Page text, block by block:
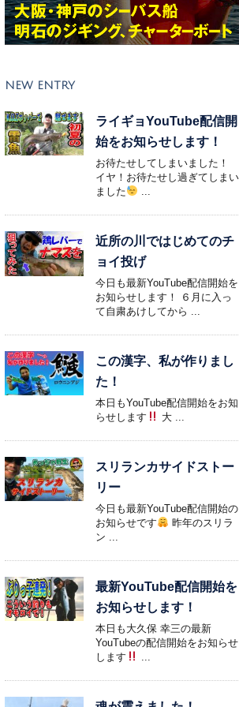
NEW ENTRY
ライギョYouTube配信開
始をお知らせします！
お待たせしてしまいました！
イヤ！お待たせし過ぎてしまい
ました
...
近所の川ではじめてのチ
ョイ投げ
今日も最新YouTube配信開始を
お知らせします！ ６月に入っ
て自粛あけしてから ...
この漢字、私が作りまし
た！
本日もYouTube配信開始をお知
らせします
大 ...
スリランカサイドストー
リー
今日も最新YouTube配信開始の
お知らせです
昨年のスリラ
ン ...
最新YouTube配信開始を
お知らせします！
本日も大久保 幸三の最新
YouTubeの配信開始をお知らせ
します
...